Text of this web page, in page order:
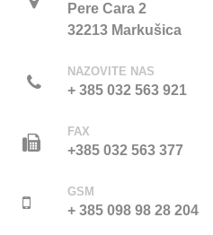
Pere Cara 2
32213 Markušica
NAZOVITE NAS
+ 385 032 563 921
FAX
+385 032 563 377
GSM
+ 385 098 98 28 204